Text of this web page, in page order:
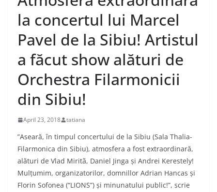
la concertul lui Marcel
Pavel de la Sibiu! Artistul
a făcut show alături de
Orchestra Filarmonicii
din Sibiu!
April 23, 2018 tatiana
”Aseară, în timpul concertului de la Sibiu (Sala Thalia-
Filarmonica din Sibiu), atmosfera a fost extraordinară,
alături de Vlad Miritã, Daniel Jinga și Andrei Kerestely!
Mulțumim, organizatorilor, domnillor Adrian Hancas și
Florin Sofonea (“LIONS”) și minunatului public!”, scrie